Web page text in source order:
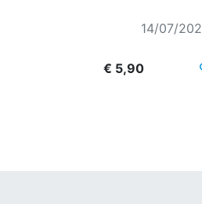
14/07/
€ 5,90